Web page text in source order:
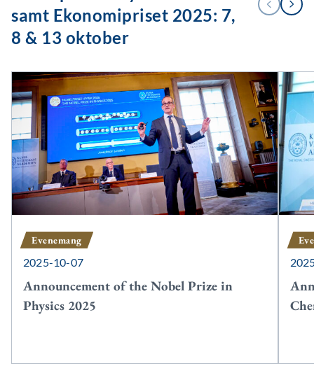
samt Ekonomipriset 2025: 7,
8 & 13 oktober
/
NÄSTA
Evenemang
2025-10-07
Announcement of the Nobel Prize in
Physics 2025